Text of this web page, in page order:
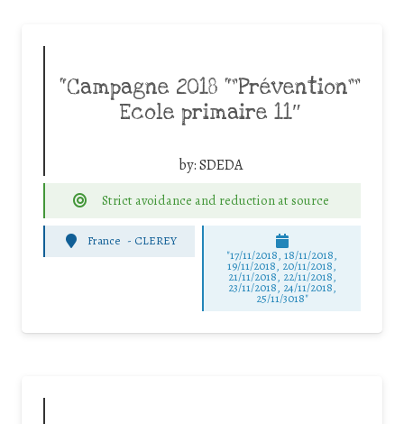
“Campagne 2018 “”Prévention””
Ecole primaire 11″
by:SDEDA
Strict avoidance and reduction at source
France - CLEREY
"17/11/2018, 18/11/2018,
19/11/2018, 20/11/2018,
21/11/2018, 22/11/2018,
23/11/2018, 24/11/2018,
25/11/3018"